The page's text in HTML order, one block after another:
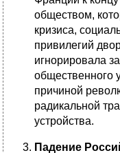
обществом,
кризиса,
привилегий
игнорировала
общественного
причиной
радикальной
устройства.
Падение